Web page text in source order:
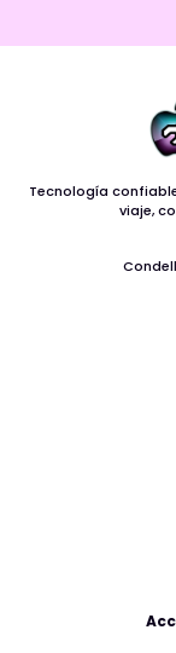
Tecnología
viaje,